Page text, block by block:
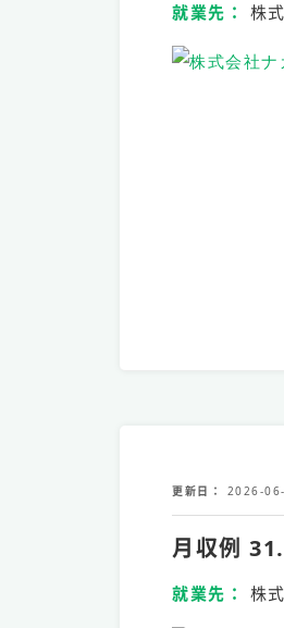
就業先 株
更新日 2026-
月収例
就業先 株